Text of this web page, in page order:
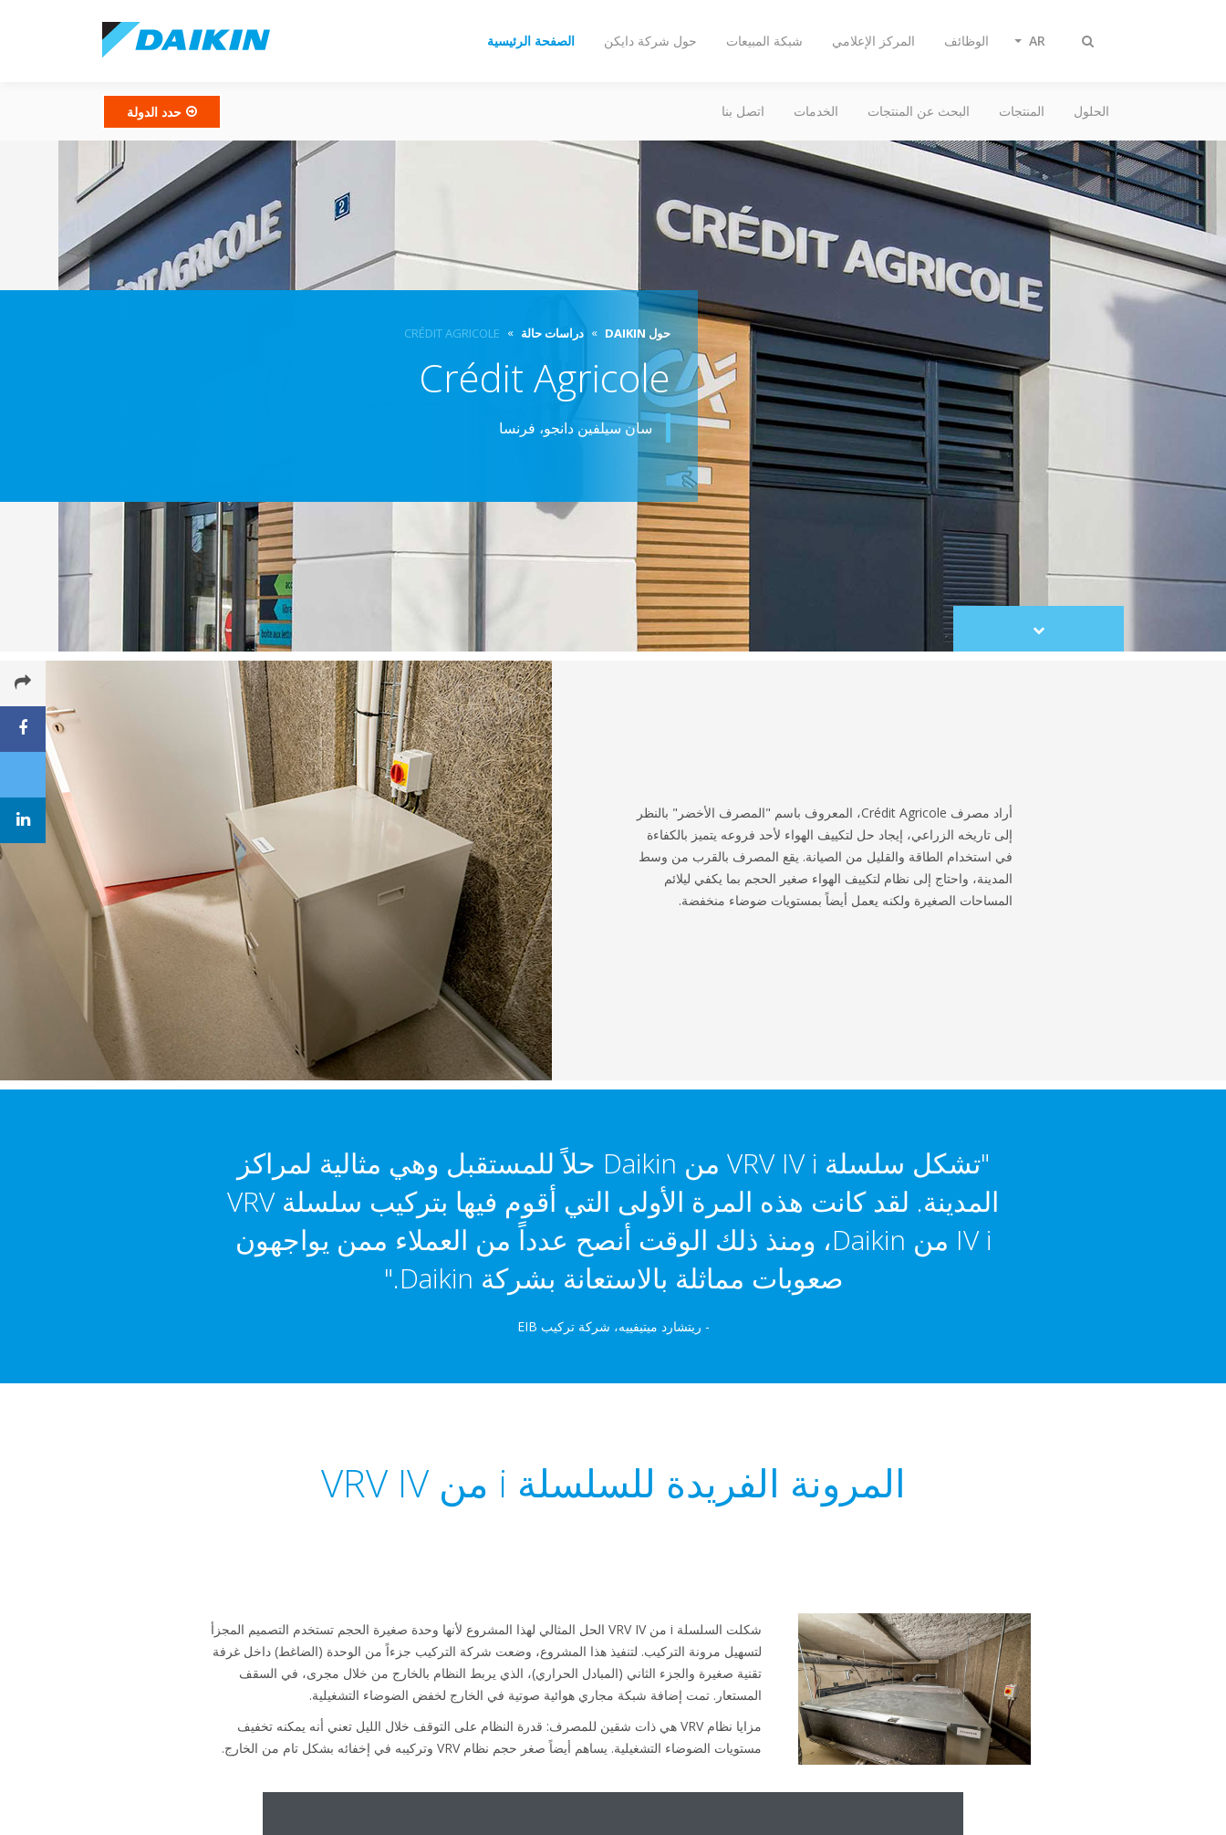
تبديل
الصفحة الرئيسية حول شركة دايكن شبكة المبيعات المركز الإعلامي الوظائف AR
الحلول المنتجات البحث عن المنتجات الخدمات اتصل بنا حدد الدولة
حول DAIKIN دراسات حالة CRÉDIT AGRICOLE
Crédit Agricole
سان سيلفين دانجو، فرنسا
Scroll
to
أراد مصرف Crédit Agricole، المعروف باسم "المصرف الأخضر" بالنظر
إلى تاريخه الزراعي، إيجاد حل لتكييف الهواء لأحد فروعه يتميز بالكفاءة
في استخدام الطاقة والقليل من الصيانة. يقع المصرف بالقرب من وسط
المدينة، واحتاج إلى نظام لتكييف الهواء صغير الحجم بما يكفي ليلائم
المساحات الصغيرة ولكنه يعمل أيضاً بمستويات ضوضاء منخفضة.
"تشكل سلسلة VRV IV i من Daikin حلاً للمستقبل وهي مثالية لمراكز
المدينة. لقد كانت هذه المرة الأولى التي أقوم فيها بتركيب سلسلة VRV
IV i من Daikin، ومنذ ذلك الوقت أنصح عدداً من العملاء ممن يواجهون
صعوبات مماثلة بالاستعانة بشركة Daikin."
- ريتشارد ميتيفييه، شركة تركيب EIB
المرونة الفريدة للسلسلة i من VRV IV
شكلت السلسلة i من VRV IV الحل المثالي لهذا المشروع لأنها وحدة صغيرة الحجم تستخدم التصميم المجزأ
لتسهيل مرونة التركيب. لتنفيذ هذا المشروع، وضعت شركة التركيب جزءاً من الوحدة (الضاغط) داخل غرفة
تقنية صغيرة والجزء الثاني (المبادل الحراري)، الذي يربط النظام بالخارج من خلال مجرى، في السقف
المستعار. تمت إضافة شبكة مجاري هوائية صوتية في الخارج لخفض الضوضاء التشغيلية.
مزايا نظام VRV هي ذات شقين للمصرف: قدرة النظام على التوقف خلال الليل تعني أنه يمكنه تخفيف
مستويات الضوضاء التشغيلية. يساهم أيضاً صغر حجم نظام VRV وتركيبه في إخفائه بشكل تام من الخارج.